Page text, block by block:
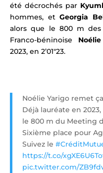
été décrochés par
hommes, etGeorgia
alors que le 800 m
Franco-béninoise
2023, en 2’01″23.
Noélie Yarigo remet
Déjà lauréate en
le 800 m du Meeting
Sixième place pour
Suivez le
https://t.co/
pic.twitter.com/